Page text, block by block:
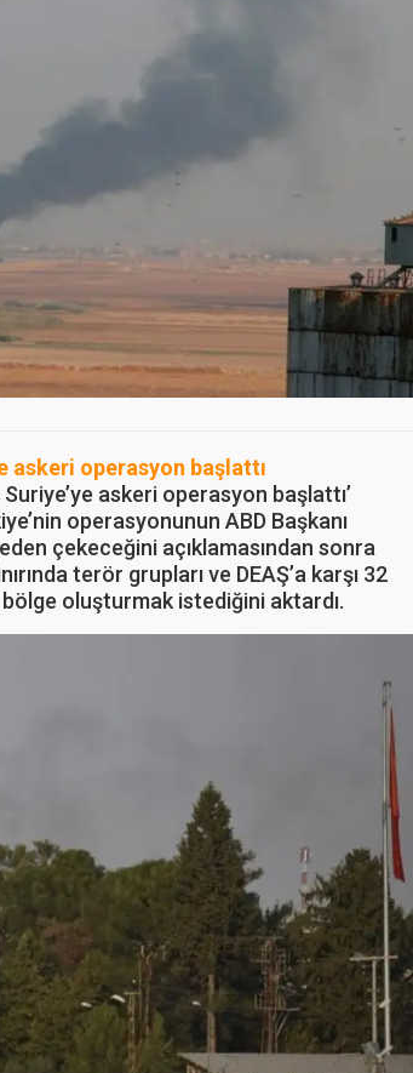
askeri operasyon başlattı
askeri operasyon başlattı’
operasyonunun ABD Başkanı
çekeceğini açıklamasından sonra
terör grupları ve DEAŞ’a karşı 32
oluşturmak istediğini aktardı.